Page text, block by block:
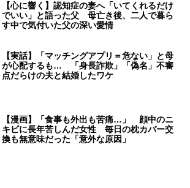
【心に響く】認知症の妻へ「いてくれるだけ
でいい」と語った父 母亡き後、二人で暮ら
す中で気付いた父の深い愛情
【実話】「マッチングアプリ＝危ない」と母
が心配するも… 「身長詐欺」「偽名」不審
点だらけの夫と結婚したワケ
【漫画】「食事も外出も苦痛…」 顔中のニ
キビに長年苦しんだ女性 毎日の枕カバー交
換も無意味だった「意外な原因」